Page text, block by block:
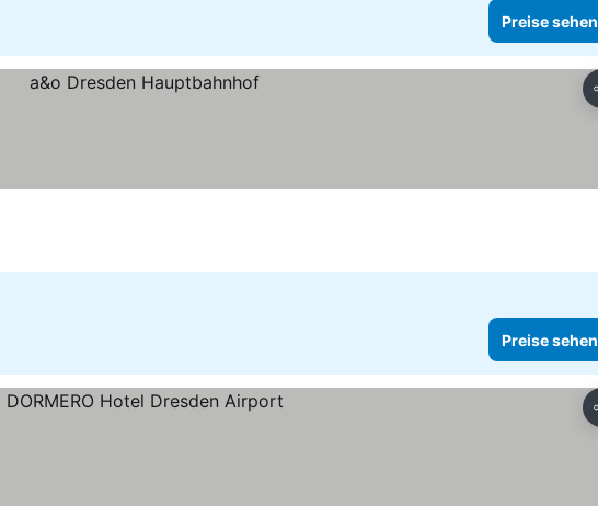
Preise sehen
Preise sehen